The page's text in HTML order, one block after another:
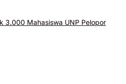
3.000 Mahasiswa UNP Pelopor